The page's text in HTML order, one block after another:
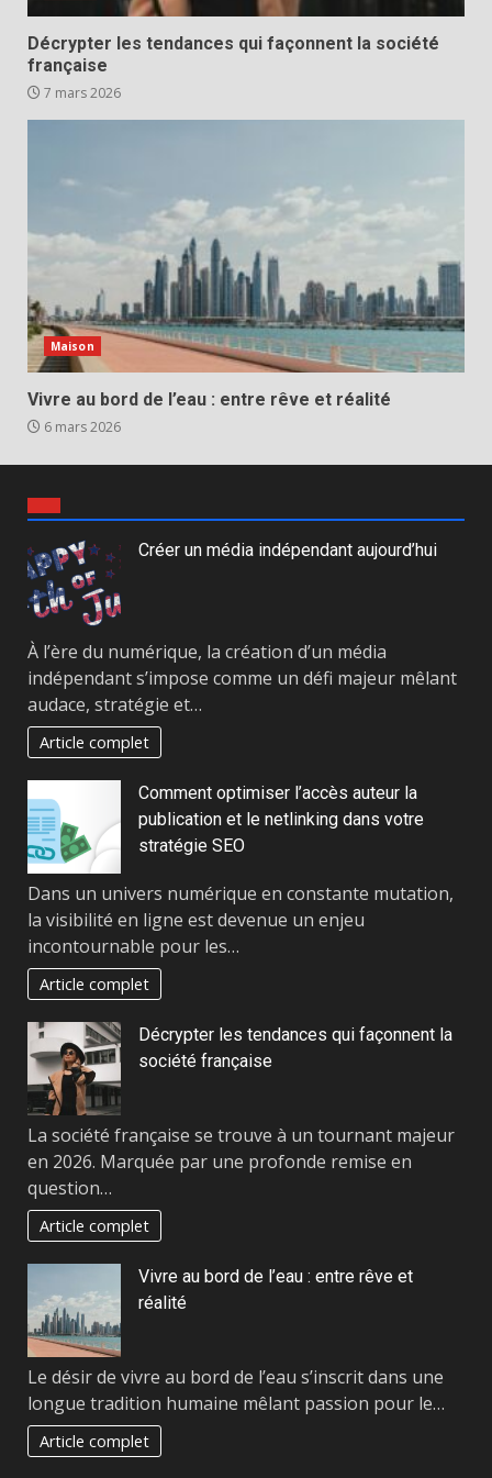
Décrypter les tendances qui façonnent la société
française
7 mars 2026
Maison
Vivre au bord de l’eau : entre rêve et réalité
6 mars 2026
Créer un média indépendant aujourd’hui
À l’ère du numérique, la création d’un média
indépendant s’impose comme un défi majeur mêlant
audace, stratégie et…
Article complet
Comment optimiser l’accès auteur la
publication et le netlinking dans votre
stratégie SEO
Dans un univers numérique en constante mutation,
la visibilité en ligne est devenue un enjeu
incontournable pour les…
Article complet
Décrypter les tendances qui façonnent la
société française
La société française se trouve à un tournant majeur
en 2026. Marquée par une profonde remise en
question…
Article complet
Vivre au bord de l’eau : entre rêve et
réalité
Le désir de vivre au bord de l’eau s’inscrit dans une
longue tradition humaine mêlant passion pour le…
Article complet